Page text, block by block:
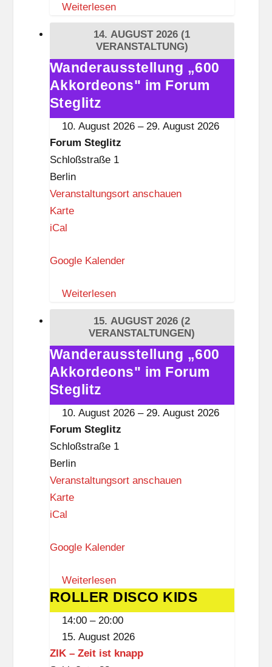
S
t
g
i
t
z
Weiterlesen
14. AUGUST 2026 (1
VERANSTALTUNG)
Wanderausstellung
„600
Akkordeons"
im
Wanderausstellung „600
Akkordeons" im Forum
Steglitz
10. August 2026 – 29. August 2026
Forum Steglitz
Schloßstraße 1
Berlin
Veranstaltungsort anschauen
KarteF
u
S
t
g
i
t
z
iCal
Google Kalender
Weiterlesen
15. AUGUST 2026 (2
VERANSTALTUNGEN)
Wanderausstellung
„600
Akkordeons"
im
Wanderausstellung „600
Akkordeons" im Forum
Steglitz
10. August 2026 – 29. August 2026
Forum Steglitz
Schloßstraße 1
Berlin
Veranstaltungsort anschauen
KarteF
u
S
t
e
iCal
Google Kalender
Weiterlesen
ROLLER
DISCO
KIDS
ROLLER DISCO KIDS
14:00 – 20:00
15. August 2026
ZIK – Zeit ist knapp